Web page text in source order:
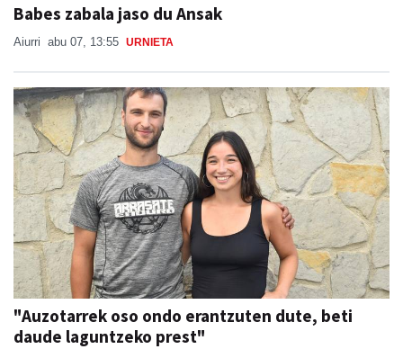
Babes zabala jaso du Ansak
Aiurri abu 07, 13:55 URNIETA
"Auzotarrek oso ondo erantzuten dute, beti
daude laguntzeko prest"